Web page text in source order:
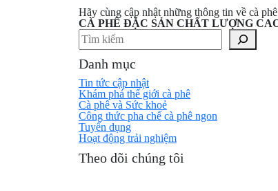
Hãy cùng cập nhật những thông tin về cà
CÀ PHÊ ĐẶC SẢN CHẤT LƯỢNG
Tìm kiếm
Danh mục
Tin tức cập nhật
Khám phá thế giới cà phê
Cà phê và Sức khoẻ
Công thức pha chế cà phê ngon
Tuyển dụng
Hoạt động trải nghiệm
Theo dõi chúng tôi